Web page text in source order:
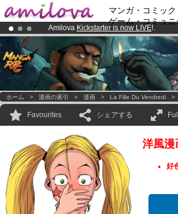
マンガ・コミック
ゲーム・コミュ
Amilova Kickstarter is now LIVE!.
Already 100000membersand 1000
Premium membership from3.95 euros
ホーム > 漫画の索引 > 漫画 > La Fille Du Vendredi >
Favourites シェアする
洋風漫
好